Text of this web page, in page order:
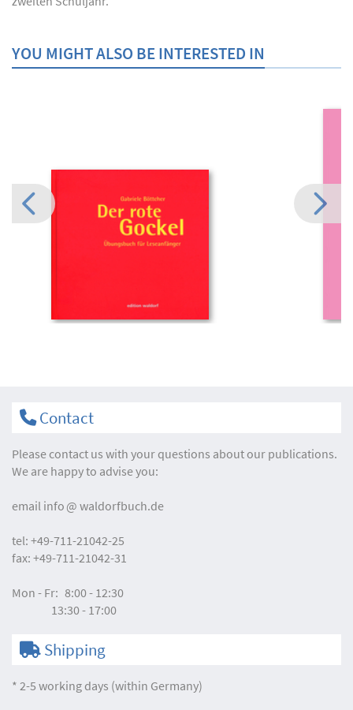
YOU MIGHT ALSO BE INTERESTED IN
Contact
Please contact us with your questions about our publications.
We are happy to advise you:
email info waldorfbuch.de
tel: +49-711-21042-25
fax: +49-711-21042-31
Mon - Fr: 8:00 - 12:30
13:30 - 17:00
Shipping
* 2-5 working days (within Germany)